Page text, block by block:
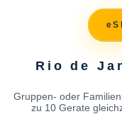
Rio de
Gruppen- oder
zu 10 Gerate